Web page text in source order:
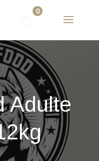
0
Adulte